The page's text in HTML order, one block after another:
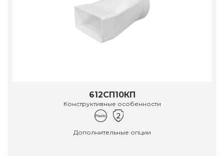
612СП10КП
Конструктивные особенности
Дополнительные опции